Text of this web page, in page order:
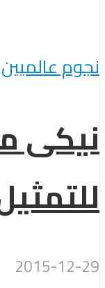
نجوم عالميين
نيكى
2015-12-29